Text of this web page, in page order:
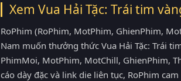
Xem Vua Hải Tặc: Trái tim
RoPhim (RoPhim, MotPhim, GhienPhim,
Nam muốn thưởng thức Vua Hải Tặc: Trái
PhimMoi, MotPhim, MotChill, GhienPhim,
cáo dày đặc và link die liên tục, RoPhim cam